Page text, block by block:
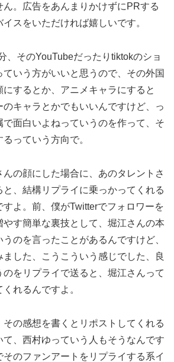
ん。広告をあんまりかけずにPRする
スをいただければ嬉しいです。
、そのYouTubeだったりtiktokのショ
いう方がいいと思うので、その外国
するとか、アニメキャラにすると
キャラとかでもいいんですけど、っ
で面白いよねっていうのを作って、そ
っていう方向で。
の顔にした場合に、あのタレントさ
と、結構リプライに乗っかってくれる
よ。前、僕がTwitterでフォロワーを
す簡単な裏技として、堀江さんの本
のを言ったことがあるんですけど、
した、こうこういう感じでした、良
をリプライで送ると、堀江さんって
れるんですよ。
その感想を書くとリポストしてくれる
て、西村ゆっていう人もそうなんです
のファンアートをリプライする系イ